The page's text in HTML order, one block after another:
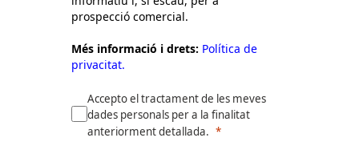
prospecció comercial.
Més informació i drets: Política de
privacitat.
Accepto el tractament de les meves
dades personals per a la finalitat
anteriorment detallada.